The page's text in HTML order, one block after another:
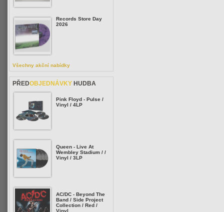
Records Store Day
2026
Všechny akční nabídky
PŘEDOBJEDNÁVKY HUDBA
Pink Floyd - Pulse /
Vinyl / 4LP
Queen - Live At
Wembley Stadium / /
Vinyl / 3LP
AC/DC - Beyond The
Band / Side Project
Collection / Red /
Vinyl